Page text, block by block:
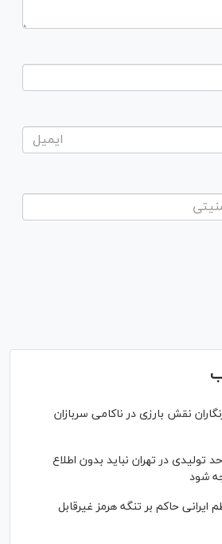
نقش بارزی در ناکامی سربازان
تولیدی در تهران نباید بدون اطلاع
شود
حاکم بر تنگه هرمز غیرقابل